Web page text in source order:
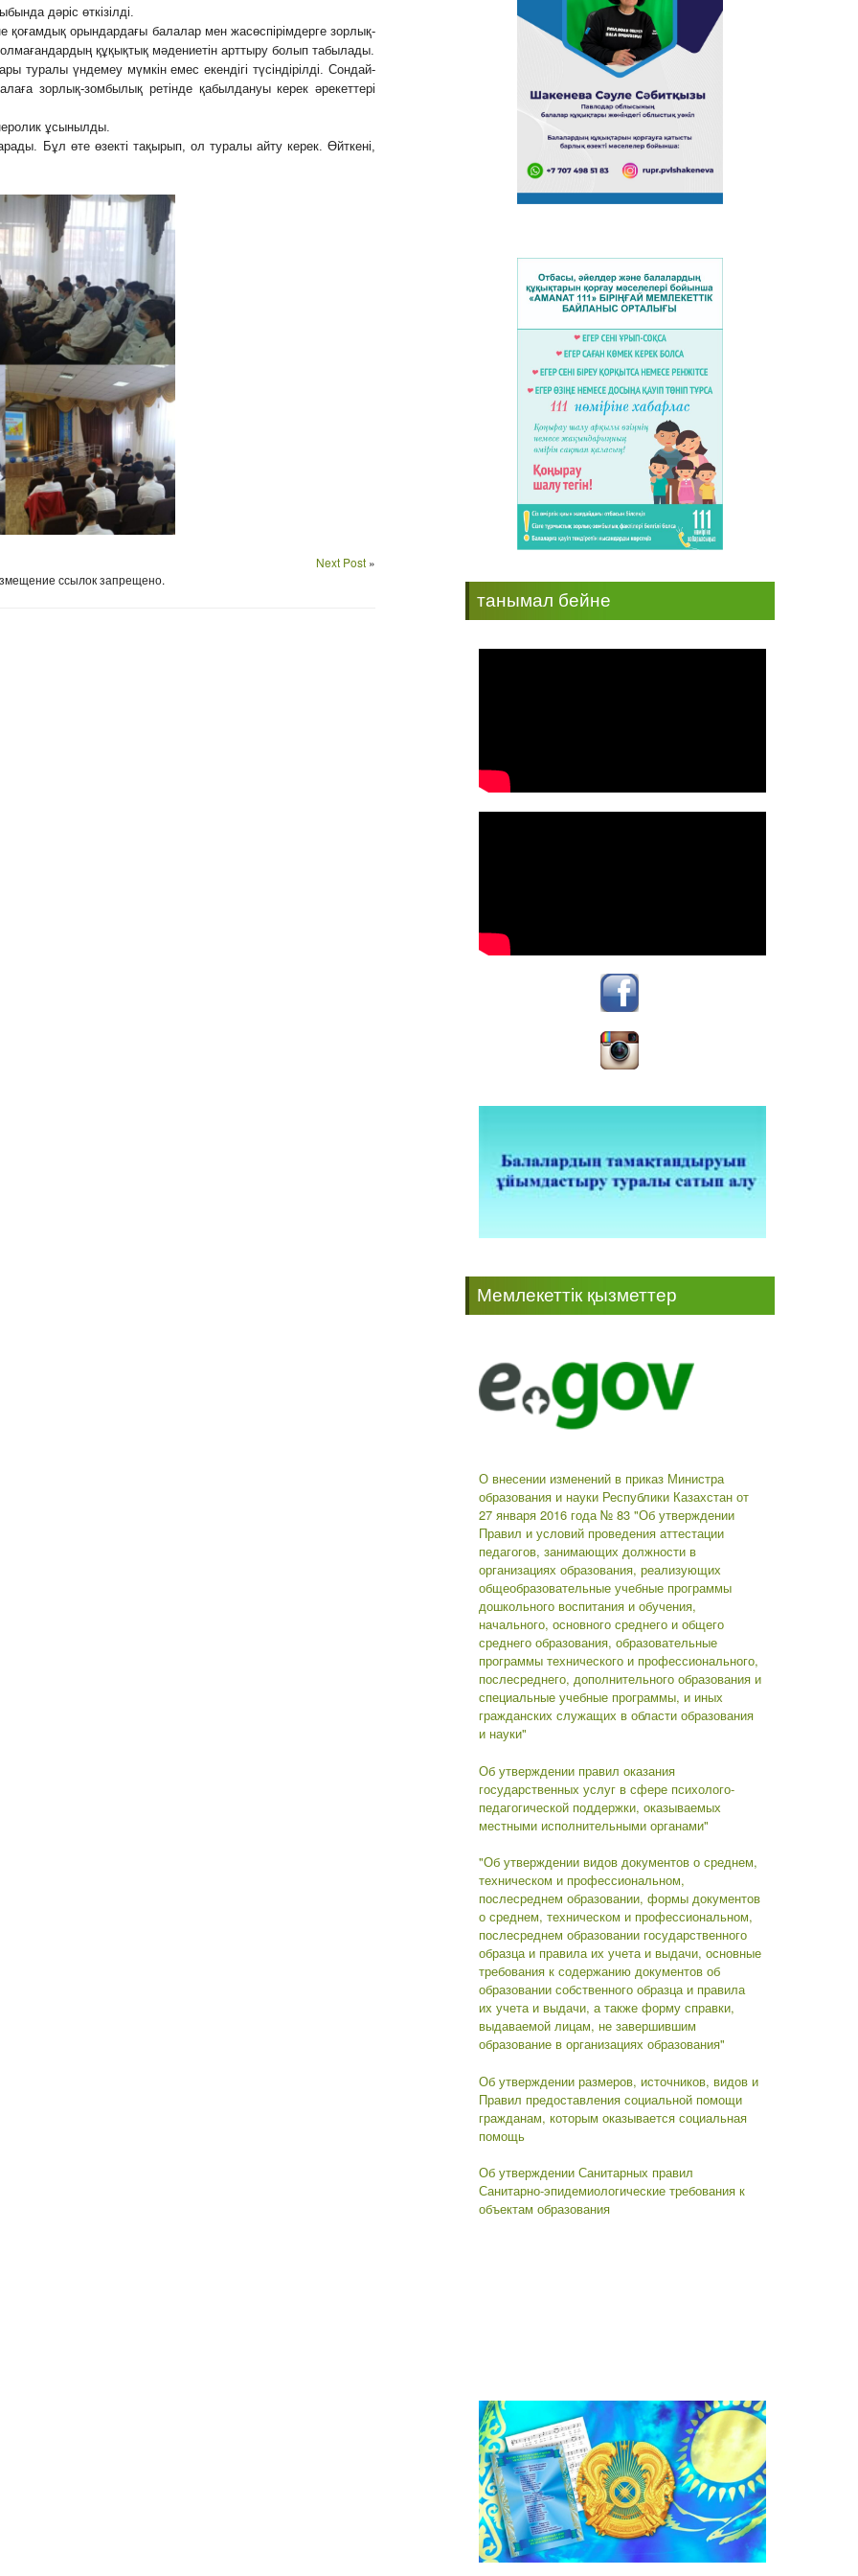
дәріс өткізілді.
қоғамдық орындардағы балалар мен жасөспірімдерге зорлық-
құқықтық мәдениетін арттыру болып табылады.
туралы үндемеу мүмкін емес екендігі түсіндірілді. Сондай-
зорлық-зомбылық ретінде қабылдануы керек әрекеттері
ұсынылды.
Бұл өте өзекті тақырып, ол туралы айту керек. Өйткені,
Next Post »
ссылок запрещено.
танымал бейне
Мемлекеттік қызметтер
О внесении изменений в приказ Министра
образования и науки Республики Казахстан от
27 января 2016 года № 83 "Об утверждении
Правил и условий проведения аттестации
педагогов, занимающих должности в
организациях образования, реализующих
общеобразовательные учебные программы
дошкольного воспитания и обучения,
начального, основного среднего и общего
среднего образования, образовательные
программы технического и профессионального,
послесреднего, дополнительного образования и
специальные учебные программы, и иных
гражданских служащих в области образования
и науки"
Об утверждении правил оказания
государственных услуг в сфере психолого-
педагогической поддержки, оказываемых
местными исполнительными органами"
"Об утверждении видов документов о среднем,
техническом и профессиональном,
послесреднем образовании, формы документов
о среднем, техническом и профессиональном,
послесреднем образовании государственного
образца и правила их учета и выдачи, основные
требования к содержанию документов об
образовании собственного образца и правила
их учета и выдачи, а также форму справки,
выдаваемой лицам, не завершившим
образование в организациях образования"
Об утверждении размеров, источников, видов и
Правил предоставления социальной помощи
гражданам, которым оказывается социальная
помощь
Об утверждении Санитарных правил
Санитарно-эпидемиологические требования к
объектам образования